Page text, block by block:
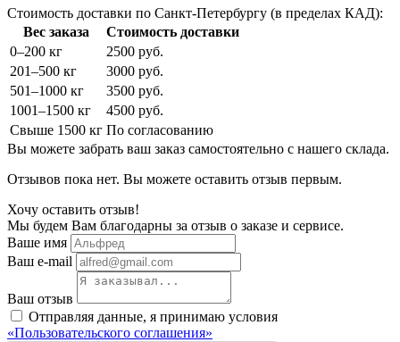
Стоимость доставки по Санкт-Петербургу (в пределах КАД):
Вес заказа
Стоимость доставки
0–200 кг
2500 руб.
201–500 кг
3000 руб.
501–1000 кг
3500 руб.
1001–1500 кг
4500 руб.
Свыше 1500 кг По согласованию
Вы можете забрать ваш заказ самостоятельно с нашего склада.
Отзывов пока нет. Вы можете оставить отзыв первым.
Хочу оставить отзыв!
Мы будем Вам благодарны за отзыв о заказе и сервисе.
Ваше имя
Ваш e-mail
Ваш отзыв
Отправляя данные, я принимаю условия
«Пользовательского соглашения»